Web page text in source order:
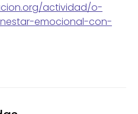
actividad/o-
emocional-con-